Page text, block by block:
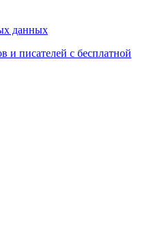
данных
и писателей с бесплатной